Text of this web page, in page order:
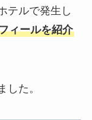
テルで発生し
ィールを紹介
した。